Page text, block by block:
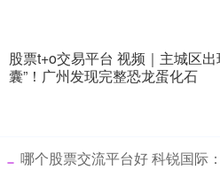
股票t+o交易平台 视频｜主城区出
囊”！广州发现完整恐龙蛋化石
哪个股票交流平台好 科锐国际